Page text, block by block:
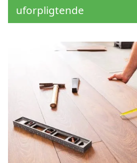
uforpligtende